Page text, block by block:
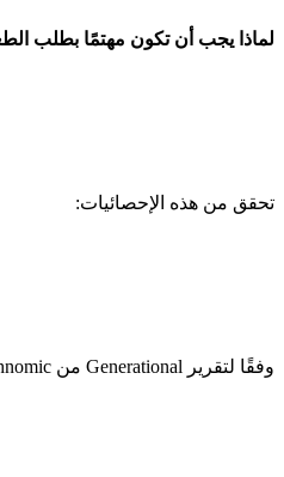
لماذا يجب أن تكون مهتمًا بطلب
تحقق من هذه الإحصائيات:
وفقًا لتقرير Generational من Technomic ، فإن 59٪ من طلبات جيل الألفية هي إما طلبات خارجية أو توصيل.